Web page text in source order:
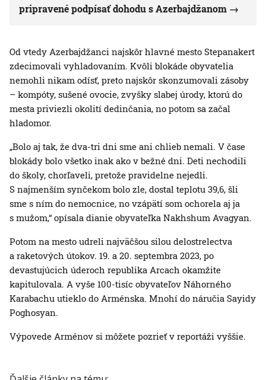
pripravené podpísať dohodu s Azerbajdžanom
Od vtedy Azerbajdžanci najskôr hlavné mesto Stepanakert
zdecimovali vyhladovaním. Kvôli blokáde obyvatelia
nemohli nikam odísť, preto najskôr skonzumovali zásoby
– kompóty, sušené ovocie, zvyšky slabej úrody, ktorú do
mesta priviezli okolití dedinčania, no potom sa začal
hladomor.
„Bolo aj tak, že dva-tri dni sme ani chlieb nemali. V čase
blokády bolo všetko inak ako v bežné dni. Deti nechodili
do školy, chorľaveli, pretože pravidelne nejedli.
S najmenším synčekom bolo zle, dostal teplotu 39,6, šli
sme s ním do nemocnice, no vzápätí som ochorela aj ja
s mužom,“ opísala dianie obyvateľka Nakhshum Avagyan.
Potom na mesto udreli najväčšou silou delostrelectva
a raketových útokov. 19. a 20. septembra 2023, po
devastujúcich úderoch republika Arcach okamžite
kapitulovala. A vyše 100-tisíc obyvateľov Náhorného
Karabachu utieklo do Arménska. Mnohí do náručia Sayidy
Poghosyan.
Výpovede Arménov si môžete pozrieť v reportáži vyššie.